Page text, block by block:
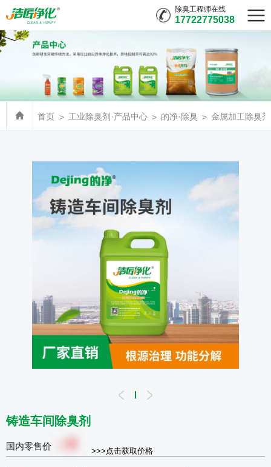
除臭工程师在线
17722775038
首页 工业除臭剂·产品中心 的净·除臭 金属加工除臭剂
铸造车间除臭剂
国内零售价 0 >>>点击获取价格